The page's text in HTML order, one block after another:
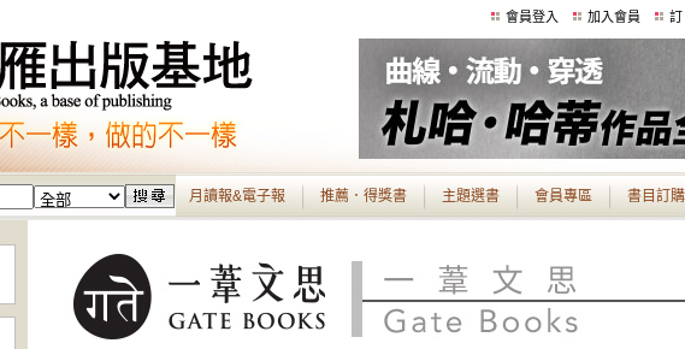
會員登入 加入會員 訂
月讀報&電子報 推薦．得獎書 主題選書 會員專區 書目訂